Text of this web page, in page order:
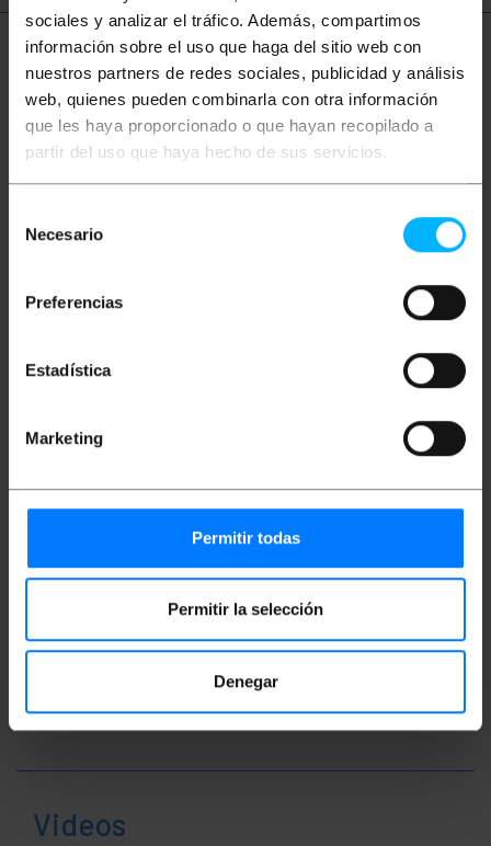
sociales y analizar el tráfico. Además, compartimos
información sobre el uso que haga del sitio web con
nuestros partners de redes sociales, publicidad y análisis
web, quienes pueden combinarla con otra información
que les haya proporcionado o que hayan recopilado a
partir del uso que haya hecho de sus servicios.
Necesario
Preferencias
Estadística
Marketing
Permitir todas
Permitir la selección
Denegar
Meer informatie
Beschrijving
Telefoonkabel compatibel met 1 of 2 lijnen (4-draads)
al gemonteerd met hun overeenkomstige RJ11-
hoogte): 11.0 x 0.5 x 4.0 cm
Aantal pakketten: 1
Videos